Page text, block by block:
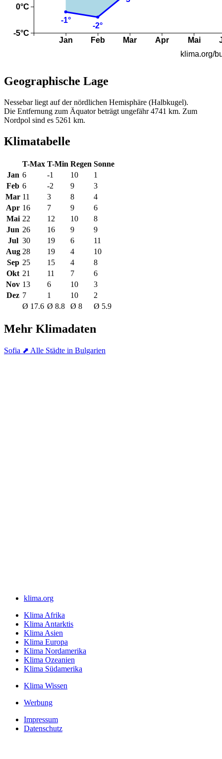
Geographische Lage
Nessebar liegt auf der nördlichen Hemisphäre (Halbkugel).
Die Entfernung zum Äquator beträgt ungefähr 4741 km. Zum
Nordpol sind es 5261 km.
Klimatabelle
T-Max T-Min Regen Sonne
Jan 6 -1 10
1
Feb 6 -2 9
3
Mar 11 3 8
4
Apr 16 7 9
6
Mai 22 12 10
8
Jun 26 16 9
9
Jul 30 19 6
11
Aug 28 19 4
10
Sep 25 15 4
8
Okt 21 11 7
6
Nov 13 6 10
3
Dez 7 1 10
2
Ø 17.6 Ø 8.8 Ø 8 Ø 5.9
Mehr Klimadaten
Sofia ⬈ Alle Städte in Bulgarien
klima.org
Klima Afrika
Klima Antarktis
Klima Asien
Klima Europa
Klima Nordamerika
Klima Ozeanien
Klima Südamerika
Klima Wissen
Werbung
Impressum
Datenschutz